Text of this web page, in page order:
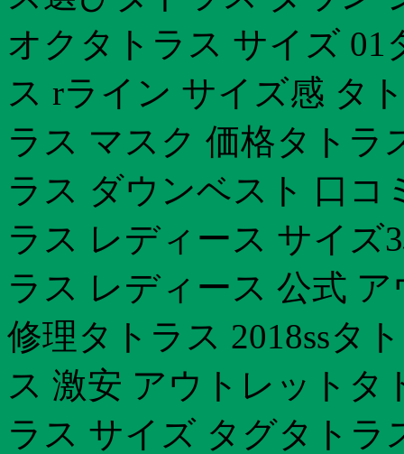
オクタトラス サイズ
ス rライン サイズ感 タ
ラス マスク 価格タトラ
ラス ダウンベスト 口
ラス レディース サイズ
ラス レディース 公式
修理タトラス 2018ssタ
ス 激安 アウトレットタ
ラス サイズ タグタト